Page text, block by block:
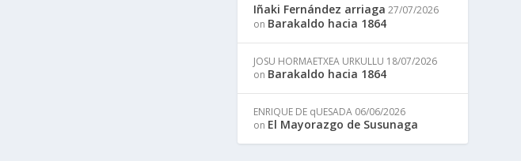
Iñaki Fernández arriaga 27/07/2026
on Barakaldo hacia 1864
JOSU HORMAETXEA URKULLU 18/07/2026
on Barakaldo hacia 1864
ENRIQUE DE qUESADA 06/06/2026
on El Mayorazgo de Susunaga